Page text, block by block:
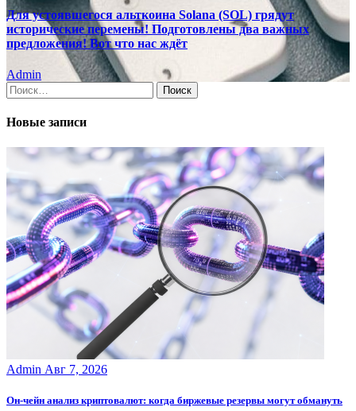
Для устоявшегося альткоина Solana (SOL) грядут
исторические перемены! Подготовлены два важных
предложения! Вот что нас ждёт
Admin
Найти:
Новые записи
Admin Авг 7, 2026
Он-чейн анализ криптовалют: когда биржевые резервы могут обмануть